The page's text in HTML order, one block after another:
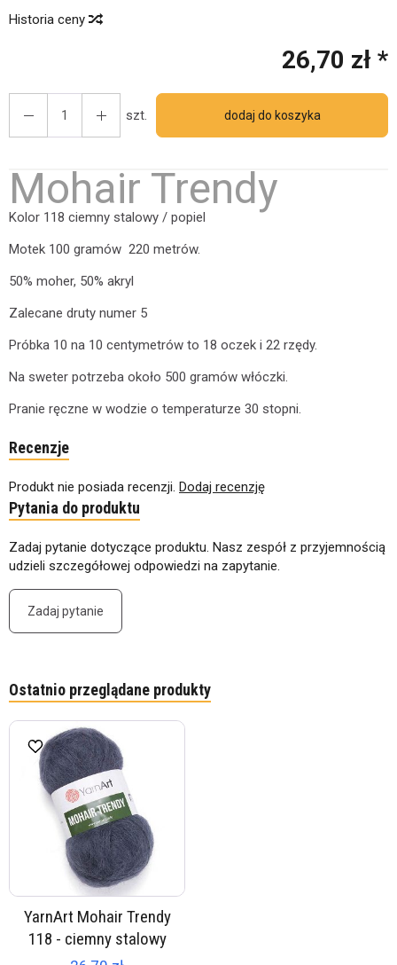
Historia ceny
26,70 zł *
szt. dodaj do koszyka
Mohair Trendy
Kolor 118 ciemny stalowy / popiel
Motek 100 gramów 220 metrów.
50% moher, 50% akryl
Zalecane druty numer 5
Próbka 10 na 10 centymetrów to 18 oczek i 22 rzędy.
Na sweter potrzeba około 500 gramów włóczki.
Pranie ręczne w wodzie o temperaturze 30 stopni.
Recenzje
Produkt nie posiada recenzji. Dodaj recenzję
Pytania do produktu
Zadaj pytanie dotyczące produktu. Nasz zespół z przyjemnością
udzieli szczegółowej odpowiedzi na zapytanie.
Zadaj pytanie
Ostatnio przeglądane produkty
YarnArt Mohair Trendy
118 - ciemny stalowy